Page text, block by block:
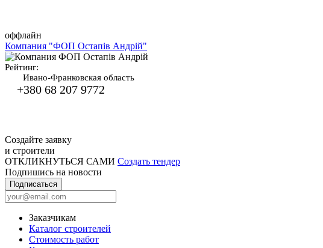
оффлайн
Компания "ФОП Остапів Андрій"
Рейтинг:
Ивано-Франковская область
+380 68 207 9772
Создайте заявку
и строители
ОТКЛИКНУТЬСЯ САМИ Создать тендер
Подпишись на новости
Подписаться
Заказчикам
Каталог строителей
Стоимость работ